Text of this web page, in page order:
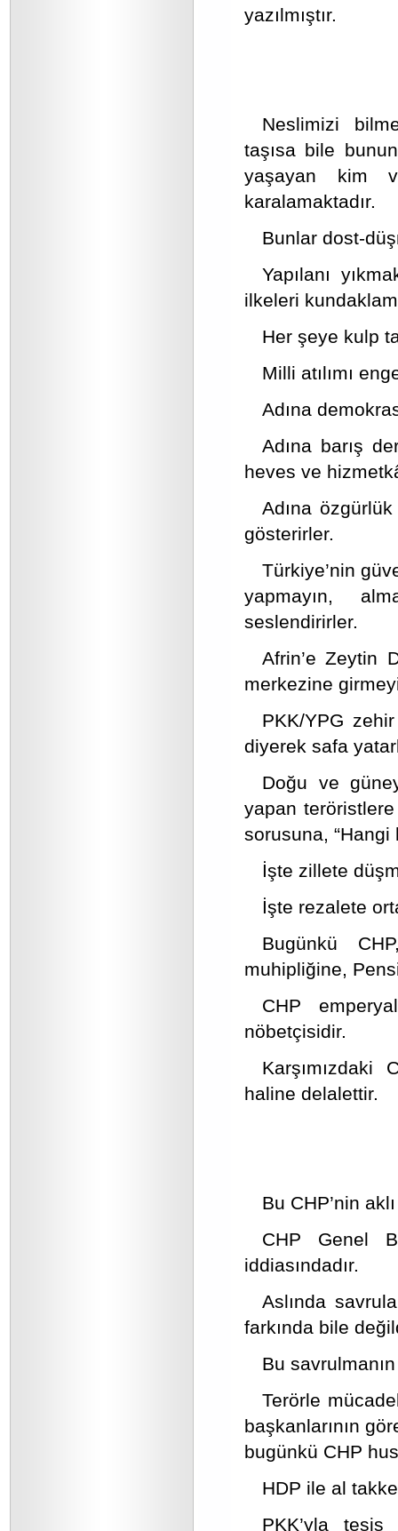
yazılmıştır.
Neslimizi
taşısa bile
yaşayan kim
karalamaktadır.
Bunlar dost-
Yapılanı
ilkeleri
Her şeye kulp
Milli atılımı
Adına
Adına barış
heves ve
Adına
gösterirler.
Türkiye’nin
yapmayın,
seslendirirler.
Afrin’e Zeytin
merkezine
PKK/YPG
diyerek safa
Doğu ve
yapan
sorusuna,
İşte zillete
İşte rezalete
Bugünkü
muhipliğine,
CHP
nöbetçisidir.
haline delalettir.
Bu CHP’nin
CHP Genel
iddiasındadır.
Aslında
farkında bile
Bu
Terörle
başkanlarının
bugünkü CHP
HDP ile al
PKK’yla